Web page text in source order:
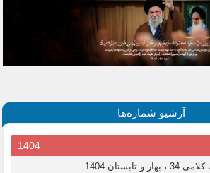
آرشیو شماره‌ها
1404
و تابستان 1404